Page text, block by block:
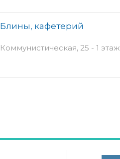
Блины, кафетерий
Коммунистическая, 25 - 1 этаж